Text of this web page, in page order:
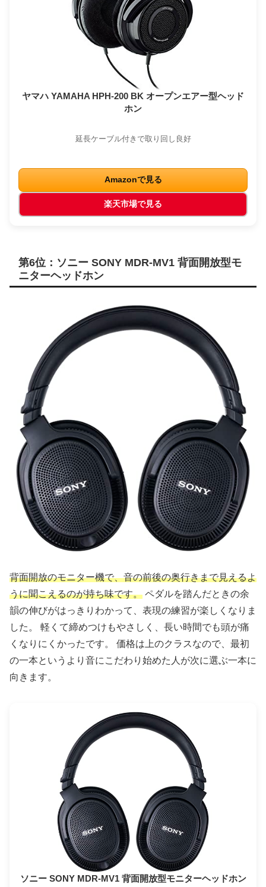
ヤマハ YAMAHA HPH-200 BK オープンエアー型ヘッド
ホン
延長ケーブル付きで取り回し良好
Amazonで見る
楽天市場で見る
第6位：ソニー SONY MDR-MV1 背面開放型モ
ニターヘッドホン
背面開放のモニター機で、音の前後の奥行きまで見えるよ
うに聞こえるのが持ち味です。 ペダルを踏んだときの余
韻の伸びがはっきりわかって、表現の練習が楽しくなりま
した。 軽くて締めつけもやさしく、長い時間でも頭が痛
くなりにくかったです。 価格は上のクラスなので、最初
の一本というより音にこだわり始めた人が次に選ぶ一本に
向きます。
ソニー SONY MDR-MV1 背面開放型モニターヘッドホン